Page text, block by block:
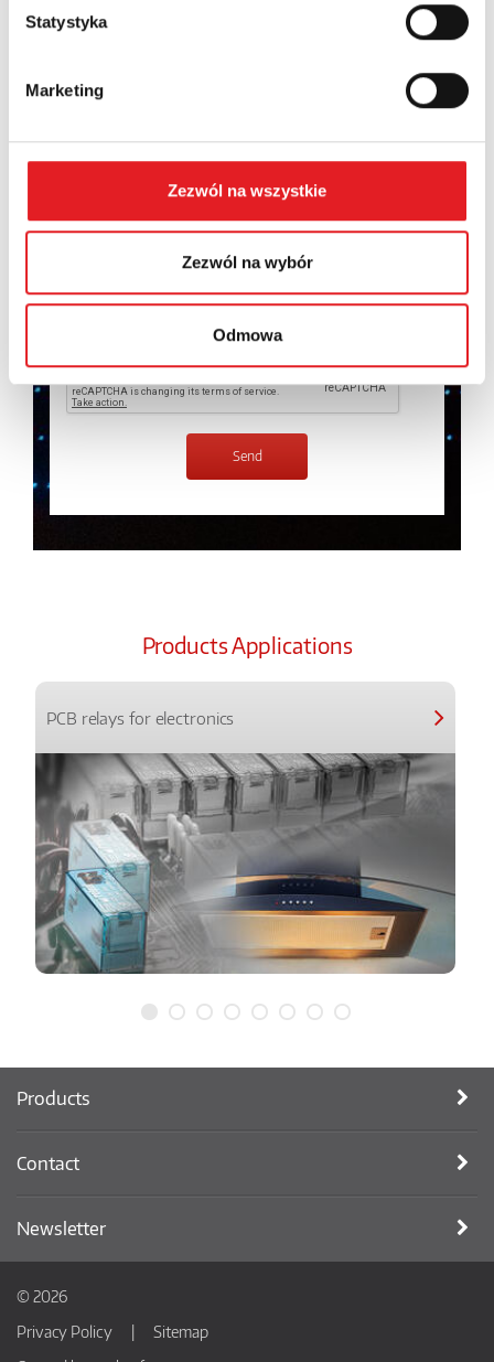
Statystyka
Marketing
Zezwól na wszystkie
Zezwól na wybór
Odmowa
Contents: *
I consent to the processing of my personal data by
Relpol S.A. More information on the processing of
I have read thePrivacy Policy*
Products Applications
PCB relays for electronics
Products
Contact
Newsletter
© 2026
Privacy Policy
Sitemap